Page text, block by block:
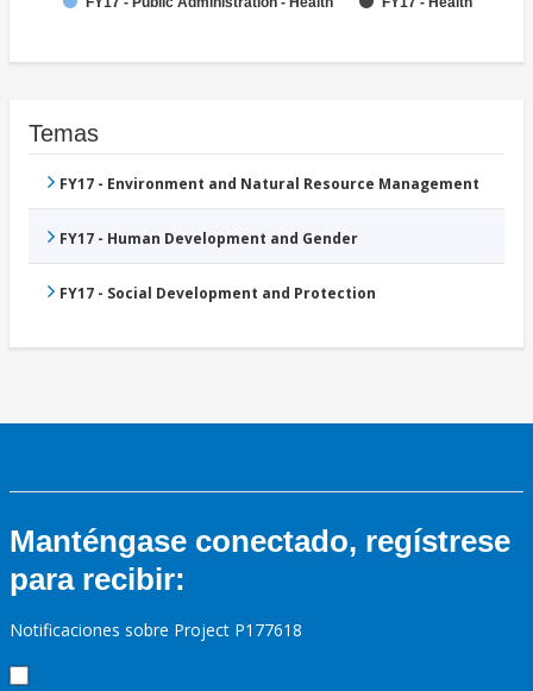
Temas
FY17 - Environment and Natural Resource Management
FY17 - Human Development and Gender
FY17 - Social Development and Protection
Manténgase conectado, regístrese
para recibir:
Notificaciones sobre Project P177618